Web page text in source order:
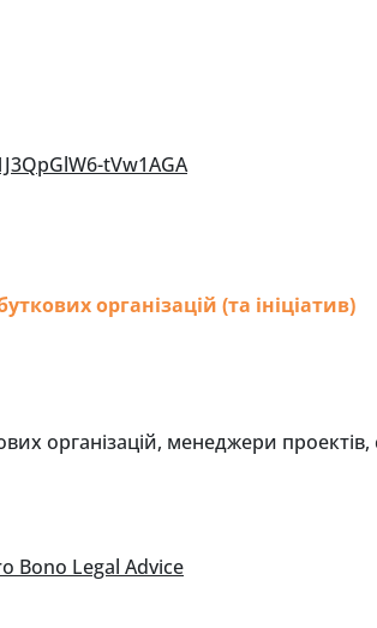
tVw1AGA
організацій (та ініціатив)
організацій, менеджери проектів,
Bono Legal Advice